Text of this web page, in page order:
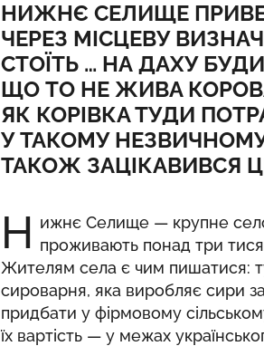
НИЖНЄ СЕЛИЩЕ
ЧЕРЕЗ МІСЦЕВУ
СТОЇТЬ … НА ДАХУ
ЩО ТО НЕ ЖИВА
ЯК КОРІВКА ТУДИ
У ТАКОМУ
ТАКОЖ ЗАЦІКАВИВСЯ
Н ижнє Селище — крупне село
проживають понад три
Жителям села є чим пишатися:
сироварня, яка виробляє сири
придбати у фірмовому
їх вартість — у межах